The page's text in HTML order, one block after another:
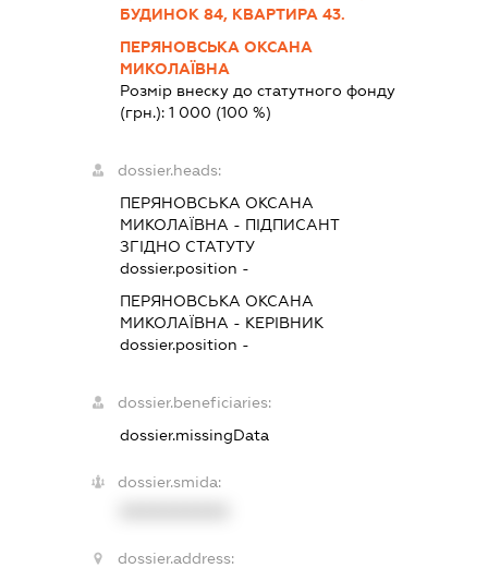
БУДИНОК 84, КВАРТИРА 43.
ПЕРЯНОВСЬКА ОКСАНА
МИКОЛАЇВНА
Розмір внеску до статутного фонду
(грн.): 1 000 (100 %)
dossier.heads:
ПЕРЯНОВСЬКА ОКСАНА
МИКОЛАЇВНА - ПІДПИСАНТ
ЗГІДНО СТАТУТУ
dossier.position -
ПЕРЯНОВСЬКА ОКСАНА
МИКОЛАЇВНА - КЕРІВНИК
dossier.position -
dossier.beneficiaries:
dossier.missingData
dossier.smida:
dossier.address: